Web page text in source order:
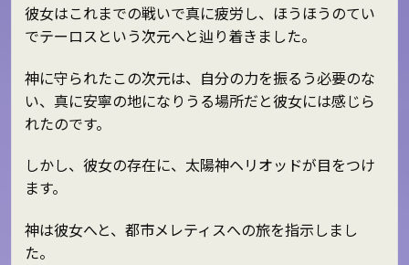
彼女はこれまでの戦いで真に疲労し、ほうほうのてい
でテーロスという次元へと辿り着きました。
神に守られたこの次元は、自分の力を振るう必要のな
い、真に安寧の地になりうる場所だと彼女には感じら
れたのです。
しかし、彼女の存在に、太陽神ヘリオッドが目をつけ
ます。
神は彼女へと、都市メレティスへの旅を指示しまし
た。